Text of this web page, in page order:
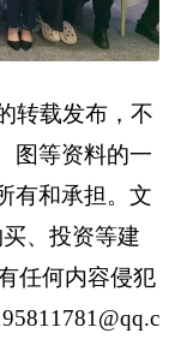
转载发布，不
图等资料的一
有和承担。文
、投资等建
任何内容侵犯